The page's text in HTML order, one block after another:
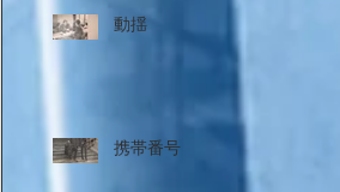
動揺
携帯番号